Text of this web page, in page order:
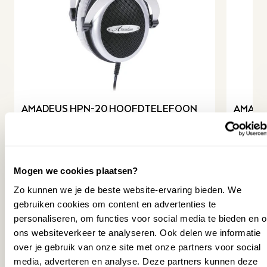
Mogen we cookies plaatsen?
Zo kunnen we je de beste website-ervaring bieden. We
gebruiken cookies om content en advertenties te
personaliseren, om functies voor social media te bieden en
ons websiteverkeer te analyseren. Ook delen we informatie
over je gebruik van onze site met onze partners voor social
media, adverteren en analyse. Deze partners kunnen deze
108.6
2 jaar + 1 jaar verlenging
Oostendorp
AMADEUS HPN-20 HOOFDTELEFOON
(Bundelkorting€ 20)
Op voorraad
Staat opgesteld in Wezep
MEER INFORMATIE
99,00